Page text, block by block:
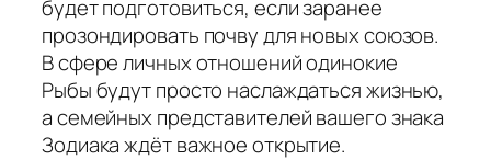
будет подготовиться, если заранее
прозондировать почву для новых союзов.
В сфере личных отношений одинокие
Рыбы будут просто наслаждаться жизнью,
а семейных представителей вашего знака
Зодиака ждёт важное открытие.